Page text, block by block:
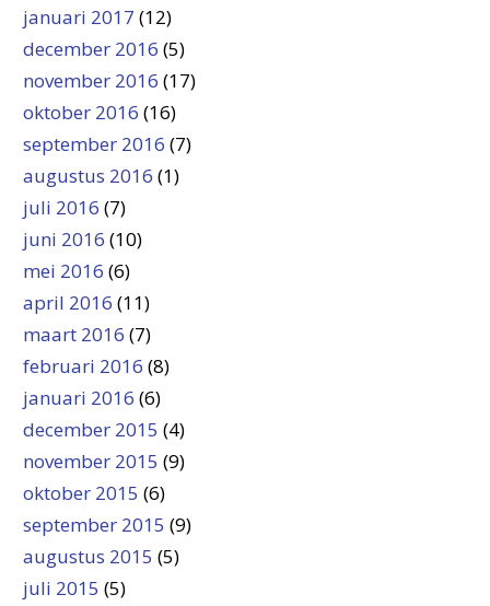
januari 2017 (12)
december 2016 (5)
november 2016 (17)
oktober 2016 (16)
september 2016 (7)
augustus 2016 (1)
juli 2016 (7)
juni 2016 (10)
mei 2016 (6)
april 2016 (11)
maart 2016 (7)
februari 2016 (8)
januari 2016 (6)
december 2015 (4)
november 2015 (9)
oktober 2015 (6)
september 2015 (9)
augustus 2015 (5)
juli 2015 (5)